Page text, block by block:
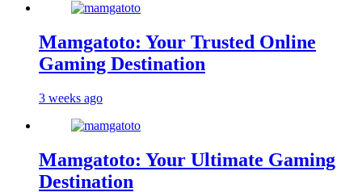
Mamgatoto: Your Trusted Online
Gaming Destination
3 weeks ago
Mamgatoto: Your Ultimate Gaming
Destination